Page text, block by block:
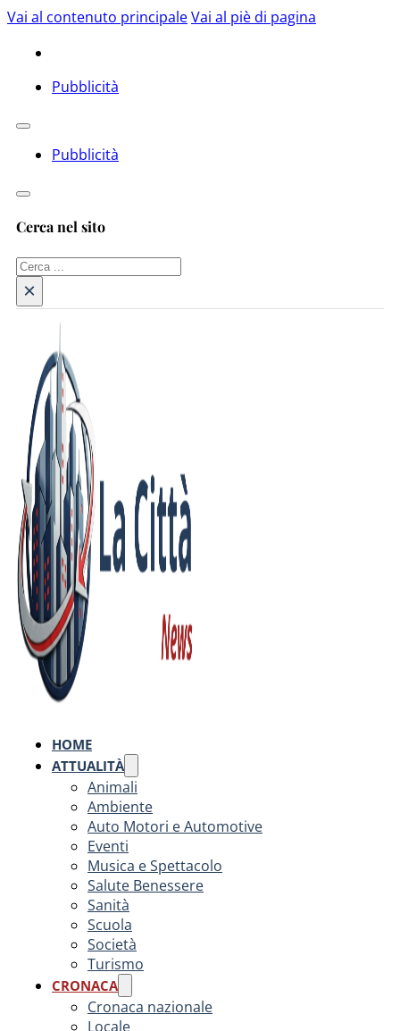
Vai al contenuto principaleVai al piè di pagina
Pubblicità
Pubblicità
Cerca nel sito
Cerca
×
HOME
ATTUALITÀ
Animali
Ambiente
Auto Motori e Automotive
Eventi
Musica e Spettacolo
Salute Benessere
Sanità
Scuola
Società
Turismo
CRONACA
Cronaca nazionale
Locale